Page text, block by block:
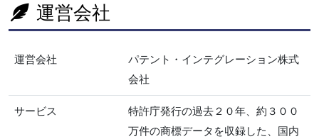
運営会社
運営会社
パテント・インテグレーション株式
会社
サービス
特許庁発行の過去２０年、約３００
万件の商標データを収録した、国内